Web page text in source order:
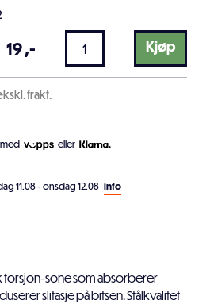
19,- Kjøp
frakt.
med eller
11.08 - onsdag 12.08 info
torsjon-sone som absorberer
slitasje på bitsen. Stålkvalitet